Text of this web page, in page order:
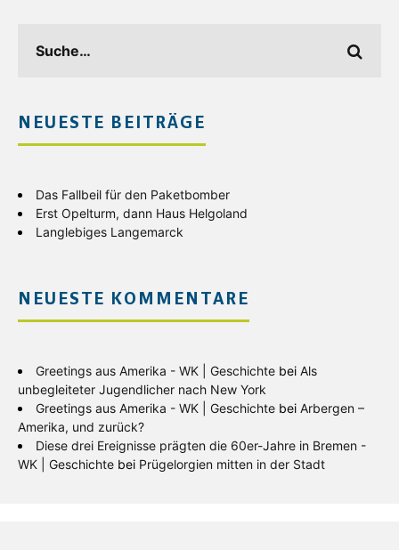
NEUESTE BEITRÄGE
Das Fallbeil für den Paketbomber
Erst Opelturm, dann Haus Helgoland
Langlebiges Langemarck
NEUESTE KOMMENTARE
Greetings aus Amerika - WK | Geschichte bei Als
unbegleiteter Jugendlicher nach New York
Greetings aus Amerika - WK | Geschichte bei Arbergen –
Amerika, und zurück?
Diese drei Ereignisse prägten die 60er-Jahre in Bremen -
WK | Geschichte bei Prügelorgien mitten in der Stadt